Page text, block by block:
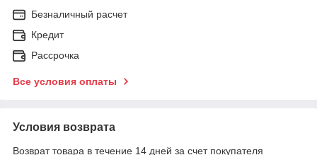
Безналичный расчет
Кредит
Рассрочка
Все условия оплаты
Условия возврата
Возврат товара в течение 14 дней за счет покупателя